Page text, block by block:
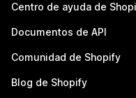
Centro de ayuda de
Documentos de API
Comunidad de Shopify
Blog de Shopify